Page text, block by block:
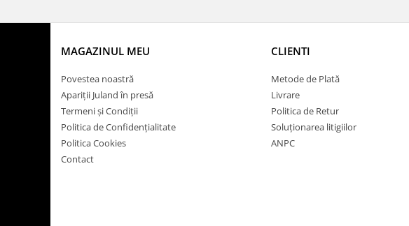
MAGAZINUL MEU
Povestea noastră
Apariții Juland în presă
Termeni și Condiții
Politica de Confidențialitate
Politica Cookies
Contact
CLIENTI
Metode de Plată
Livrare
Politica de Retur
Soluționarea litigiilor
ANPC